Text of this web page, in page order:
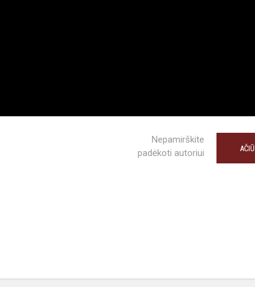
Nepamirškite
padėkoti autoriui
AČIŪ